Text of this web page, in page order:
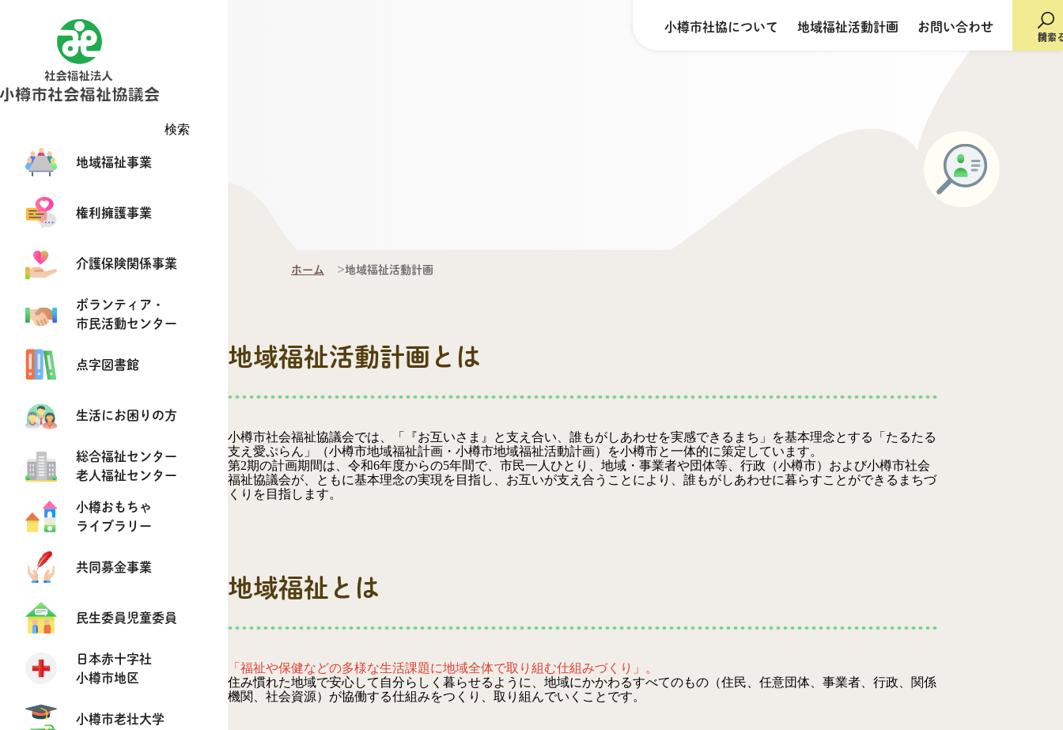
検索
地域福祉事業
権利擁護事業
介護保険関係事業
ボランティア・
市民活動センター
点字図書館
生活にお困りの方
総合福祉センター
老人福祉センター
小樽おもちゃ
ライブラリー
共同募金事業
民生委員児童委員
日本赤十字社
小樽市地区
小樽市老壮大学
小樽市社協について 地域福祉活動計画 お問い合わせ
検索
閉じ
ホーム 地域福祉活動計画
地域福祉活動計画とは
小樽市社会福祉協議会では、「『お互いさま』と支え合い、誰もがしあわせを実感できるまち」を基本理念とする「たるたる
支え愛ぷらん」（小樽市地域福祉計画・小樽市地域福祉活動計画）を小樽市と一体的に策定しています。
第2期の計画期間は、令和6年度からの5年間で、市民一人ひとり、地域・事業者や団体等、行政（小樽市）および小樽市社会
福祉協議会が、ともに基本理念の実現を目指し、お互いが支え合うことにより、誰もがしあわせに暮らすことができるまちづ
くりを目指します。
地域福祉とは
「福祉や保健などの多様な生活課題に地域全体で取り組む仕組みづくり」。
住み慣れた地域で安心して自分らしく暮らせるように、地域にかかわるすべてのもの（住民、任意団体、事業者、行政、関係
機関、社会資源）が協働する仕組みをつくり、取り組んでいくことです。